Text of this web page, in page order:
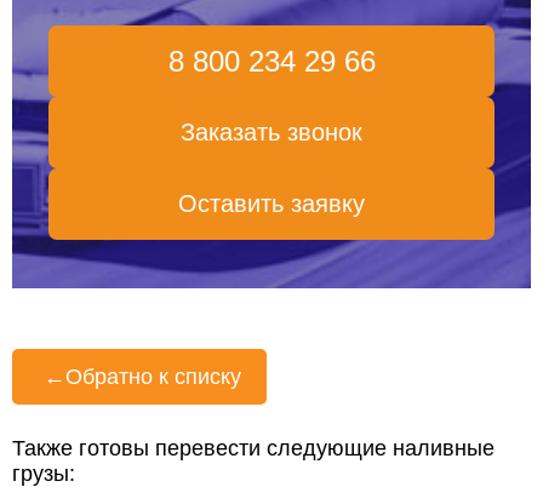
8 800 234 29 66
Заказать звонок
Оставить заявку
← Обратно к списку
Также готовы перевести следующие наливные
грузы: